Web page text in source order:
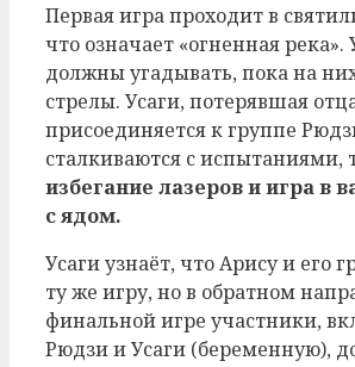
Первая игра проходит в
что означает «огненная
должны угадывать, пока на
стрелы. Усаги, потерявшая
присоединяется к группе
сталкиваются с испытаниями,
избегание лазеров и игра в
с ядом.
Усаги узнаёт, что Арису и его
ту же игру, но в обратном
финальной игре участники,
Рюдзи и Усаги (беременную),